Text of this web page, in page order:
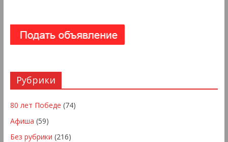
Рубрики
80 лет Победе (74)
Афиша (59)
Без рубрики (216)